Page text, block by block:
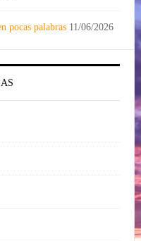
pocas palabras 11/06/2026